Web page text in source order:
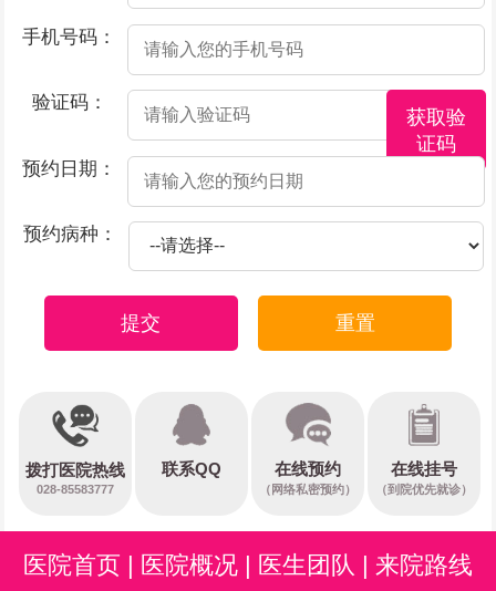
手机号码：
验证码：
获取验
证码
预约日期：
预约病种：
提交 重置
拨打医院热线
028-85583777
联系QQ 在线预约
（网络私密预约）
在线挂号
（到院优先就诊）
医院首页 | 医院概况 | 医生团队 | 来院路线